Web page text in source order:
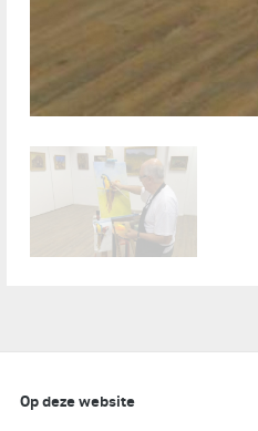
Op deze website